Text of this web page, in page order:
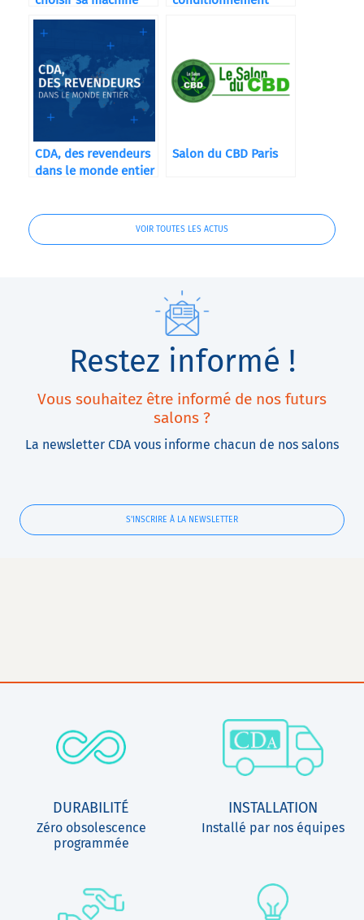
d’étiquetage ?
CDA, des revendeurs
dans le monde entier
Salon du CBD Paris
VOIR TOUTES LES ACTUS
Restez informé !
Vous souhaitez être informé de nos futurs
salons ?
La newsletter CDA vous informe chacun de nos salons
S'INSCRIRE À LA NEWSLETTER
DURABILITÉ
Zéro obsolescence
programmée
INSTALLATION
Installé par nos équipes